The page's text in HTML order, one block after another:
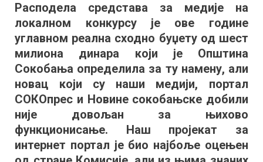
да
знају:
Дневно
информисање
нико
не
плаћа
Расподела средстава за медије на
локалном конкурсу је ове године
углавном реална сходно буџету од шест
милиона динара који је Општина
Сокобања определила за ту намену, али
новац који су наши медији, портал
СОКОпрес и Новине сокобањске добили
није довољан за њихово
функционисање. Наш пројекат за
интернет портал је био најбоље оцењен